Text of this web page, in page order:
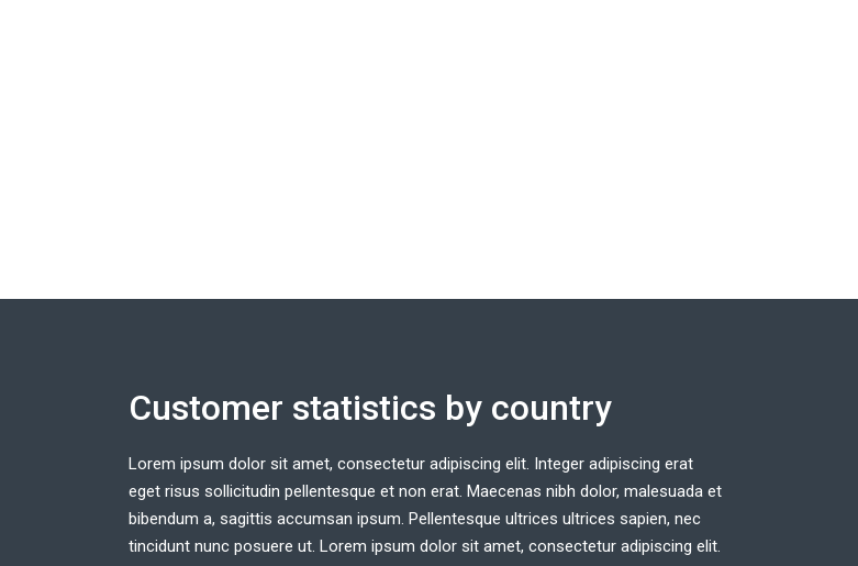
Customer statistics by country
Lorem ipsum dolor sit amet, consectetur adipiscing elit. Integer adipiscing erat
eget risus sollicitudin pellentesque et non erat. Maecenas nibh dolor, malesuada et
bibendum a, sagittis accumsan ipsum. Pellentesque ultrices ultrices sapien, nec
tincidunt nunc posuere ut. Lorem ipsum dolor sit amet, consectetur adipiscing elit.